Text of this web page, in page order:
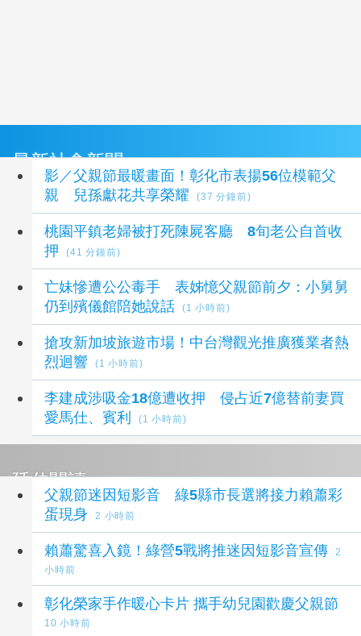
最新社會新聞
影／父親節最暖畫面！彰化市表揚56位模範父
親 兒孫獻花共享榮耀
(37 分鐘前)
桃園平鎮老婦被打死陳屍客廳 8旬老公自首收
押
(41 分鐘前)
亡妹慘遭公公毒手 表姊憶父親節前夕：小舅舅
仍到殯儀館陪她說話
(1 小時前)
搶攻新加坡旅遊市場！中台灣觀光推廣獲業者熱
烈迴響
(1 小時前)
李建成涉吸金18億遭收押 侵占近7億替前妻買
愛馬仕、賓利
(1 小時前)
延伸閱讀
父親節迷因短影音 綠5縣市長選將接力賴蕭彩
蛋現身
2 小時前
賴蕭驚喜入鏡！綠營5戰將推迷因短影音宣傳
2
小時前
彰化榮家手作暖心卡片 攜手幼兒園歡慶父親節
10 小時前